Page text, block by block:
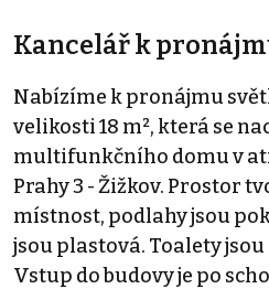
Kancelář k
Nabízíme k pronájmu
velikosti 18 m², která se
multifunkčního domu v
Prahy 3 - Žižkov. Prostor
místnost, podlahy jsou
jsou plastová. Toalety
Vstup do budovy je po